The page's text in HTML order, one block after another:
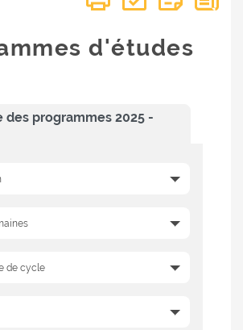
d'études
des programmes 2025 -